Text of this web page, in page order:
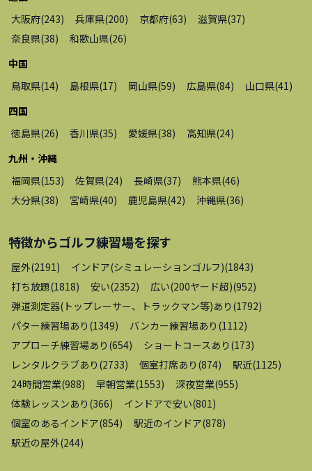
大阪府(243) 兵庫県(200) 京都府(63) 滋賀県(37)
奈良県(38) 和歌山県(26)
中国
鳥取県(14) 島根県(17) 岡山県(59) 広島県(84) 山口県(41 )
四国
徳島県(26) 香川県(35) 愛媛県(38) 高知県(24)
九州・沖縄
福岡県(153) 佐賀県(24) 長崎県(37) 熊本県(46)
大分県(38) 宮崎県(40) 鹿児島県(42) 沖縄県(36)
特徴からゴルフ練習場を探す
屋外(2191 ) インドア(シミュレーションゴルフ)(1843)
打ち放題(1818) 安い(2352) 広い(200ヤード超)(952)
弾道測定器(トップレーサー、トラックマン等)あり (1792)
パター練習場あり (1349) バンカー練習場あり (1112)
アプローチ練習場あり (654) ショートコースあり (173)
レンタルクラブあり (2733) 個室打席あり (874) 駅近(1125)
24時間営業(988) 早朝営業(1553) 深夜営業(955)
体験レッスンあり (366) インドアで安い(801 )
個室のあるインドア(854) 駅近のインドア(878)
駅近の屋外(244)